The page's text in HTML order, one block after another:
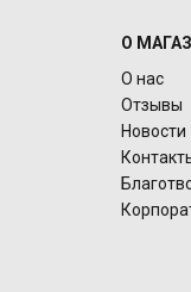
О
О нас
Отзывы
Новости